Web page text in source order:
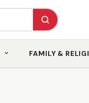
FAMILY & RELIGI